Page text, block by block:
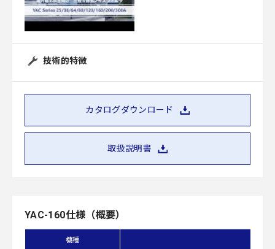
技術的特徴
カタログダウンロード
取扱説明書
YAC-160仕様（概要）
機種